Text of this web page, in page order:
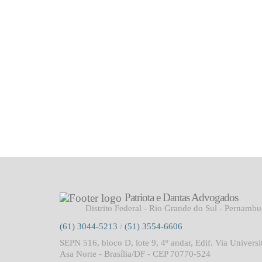
Patriota e Dantas Advogados
Distrito Federal - Rio Grande do Sul -
(61) 3044-5213 / (51) 3554-6606
SEPN 516, bloco D, lote 9, 4º andar, Edif. Via
Asa Norte - Brasília/DF - CEP 70770-524